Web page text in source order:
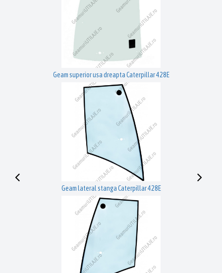
Geam superior usa dreapta Caterpillar 428E
Geam lateral stanga Caterpillar 428E